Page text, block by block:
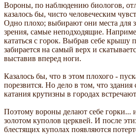
Вороны, по наблюдению биологов,
казалось бы, чисто человеческим
Одно плохо; выбирают они места для
зрения, самые неподходящие.
кататься с горок. Выбрав себе крышу
забирается на самый верх и
выставив вперед ноги.
Казалось бы, что в этом плохого -
порезвится. Но дело в том, что
катания крутизны в городах
Поэтому вороны делают себе горки...
золотом куполов церквей. И после
блестящих куполах появляются